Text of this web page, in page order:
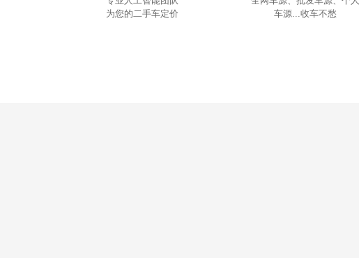
为您的二手车定价
车源...收车不愁